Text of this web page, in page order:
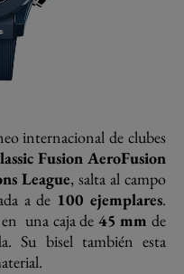
internacional de clubes
Fusion AeroFusion
League, salta al campo
a de 100 ejemplares.
una caja de 45 mm de
Su bisel también esta